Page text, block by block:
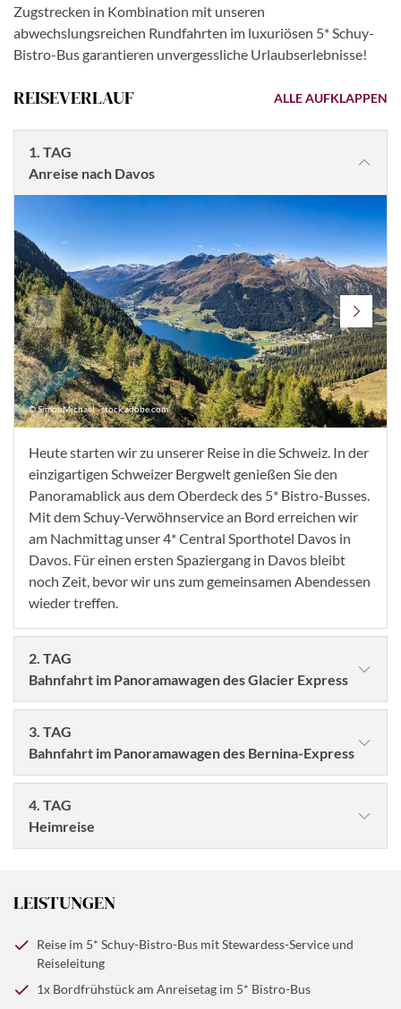
Zugstrecken in Kombination mit unseren
abwechslungsreichen Rundfahrten im luxuriösen 5* Schuy-
Bistro-Bus garantieren unvergessliche Urlaubserlebnisse!
REISEVERLAUF ALLE AUFKLAPPEN
1. TAG
Anreise nach Davos
© SimonMichael - stock.adobe.com
Heute starten wir zu unserer Reise in die Schweiz. In der
einzigartigen Schweizer Bergwelt genießen Sie den
Panoramablick aus dem Oberdeck des 5* Bistro-Busses.
Mit dem Schuy-Verwöhnservice an Bord erreichen wir
am Nachmittag unser 4* Central Sporthotel Davos in
Davos. Für einen ersten Spaziergang in Davos bleibt
noch Zeit, bevor wir uns zum gemeinsamen Abendessen
wieder treffen.
2. TAG
Bahnfahrt im Panoramawagen des Glacier Express
Nacheinem leckeren Schweizer Frühstück bringt uns
3. TAG
Bahnfahrt im Panoramawagen des Bernina-Express
© Maresol - stock.adobe.com
4. TAG
Heimreise
Frühstück. Danach verlassen wir die grandiose
LEISTUNGEN
Reise im 5* Schuy-Bistro-Bus mit Stewardess-Service und
Reiseleitung
1x Bordfrühstück am Anreisetag im 5* Bistro-Bus